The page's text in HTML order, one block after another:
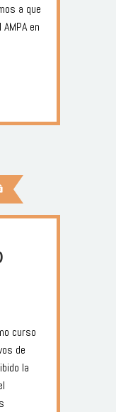
a que
en
curso
de
la